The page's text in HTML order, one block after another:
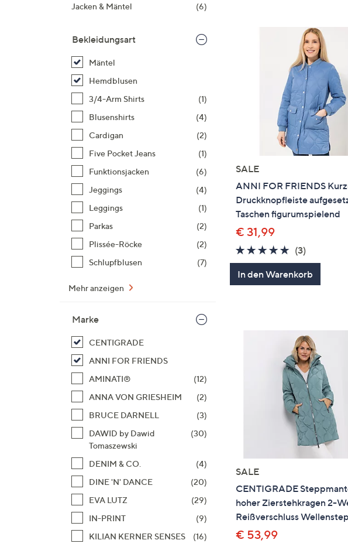
rechts,
anzuzeigen.
Jacken & Mäntel
(6)
Bekleidungsart
Mäntel
Hemdblusen
3/4-Arm Shirts
(1)
Blusenshirts
(4)
Cardigan
(2)
Five Pocket Jeans
(1)
Funktionsjacken
(6)
Jeggings
(4)
Leggings
(1)
Parkas
(2)
Plissée-Röcke
(2)
Schlupfblusen
(7)
Mehr anzeigen
Marke
CENTIGRADE
ANNI FOR FRIENDS
AMINATI®
(12)
ANNA VON GRIESHEIM
(2)
BRUCE DARNELL
(3)
DAWID by Dawid
Tomaszewski
(30)
DENIM & CO.
(4)
DINE 'N' DANCE
(20)
EVA LUTZ
(29)
IN-PRINT
(9)
KILIAN KERNER SENSES
(16)
SALE
ANNI FOR FRIENDS
Druckknopfleiste
Taschen figurumspielend
€ 31,99
4.7
von
5
(3)3
In den Warenkorb
SALE
CENTIGRADE
hoher Zierstehkragen 2-
Reißverschluss
€ 53,99